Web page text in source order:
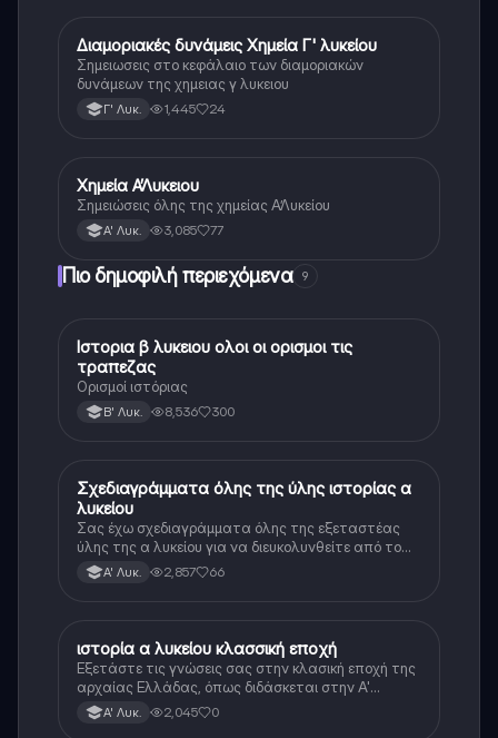
Χημεία
Διαμοριακές δυνάμεις Χημεία Γ' λυκείου
Σημειωσεις στο κεφάλαιο των διαμοριακών
δυνάμεων της χημειας γ λυκειου
Γ' Λυκ. 1,445 24
Χημεία
Χημεία Α’Λυκειου
Σημειώσεις όλης της χημείας Α’Λυκείου
Α' Λυκ. 3,085 77
Πιο δημοφιλή περιεχόμενα 9
Ιστορία
Ιστορια β λυκειου ολοι οι ορισμοι τις
τραπεζας
Ορισμοί ιστόριας
Β' Λυκ. 8,536 300
Ιστορία
Σχεδιαγράμματα όλης της ύλης ιστορίας α
λυκείου
Σας έχω σχεδιαγράμματα όλης της εξεταστέας
ύλης της α λυκείου για να διευκολυνθείτε από το
τεράστιο βάρος του βιβλίου
Α' Λυκ. 2,857 66
Ιστορία
ιστορία α λυκείου κλασσική εποχή
Εξετάστε τις γνώσεις σας στην κλασική εποχή της
αρχαίας Ελλάδας, όπως διδάσκεται στην Α'
Λυκείου.Α' Λυκ. 2,045 0